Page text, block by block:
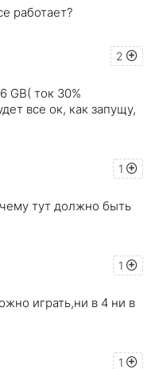
работает?
2
GB( ток 30%
все ок, как запущу,
1
тут должно быть
1
играть,ни в 4 ни в
1